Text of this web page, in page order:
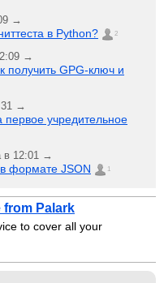
→
в Python? 2
→
получить GPG-ключ и
→
учредительное
в 12:01 →
формате JSON 1
from Palark
to cover all your